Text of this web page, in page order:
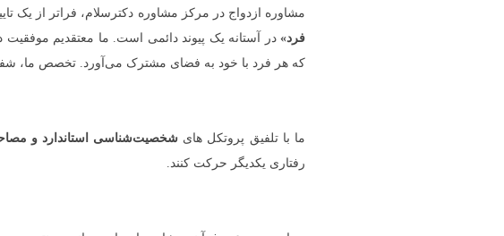
مشاوره ازدواج در مرکز مشاوره دکترسلام، فراتر از یک
فرد» در آستانه یک پیوند دائمی است. ما معتقدیم
که هر فرد با خود به فضای مشترک می‌آورد. تخصص ما،
ما با تلفیق پروتکل های شخصیت‌شناسی استاندارد و
رفتاری یکدیگر حرکت کنند.